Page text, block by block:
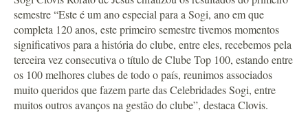
semestre “Este é um ano especial para a Sogi, ano em que
completa 120 anos, este primeiro semestre tivemos momentos
significativos para a história do clube, entre eles, recebemos pela
terceira vez consecutiva o título de Clube Top 100, estando entre
os 100 melhores clubes de todo o país, reunimos associados
muito queridos que fazem parte das Celebridades Sogi, entre
muitos outros avanços na gestão do clube”, destaca Clovis.